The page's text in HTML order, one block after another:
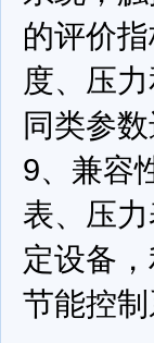
的评价
度、压
同类参
9、兼容
表、压
定设备
节能控